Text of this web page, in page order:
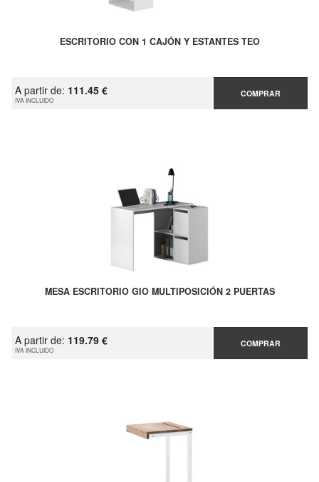
ESCRITORIO CON 1 CAJÓN Y ESTANTES TEO
A partir de: 111.45 €
IVA INCLUIDO
COMPRAR
MESA ESCRITORIO GIO MULTIPOSICIÓN 2 PUERTAS
A partir de: 119.79 €
IVA INCLUIDO
COMPRAR